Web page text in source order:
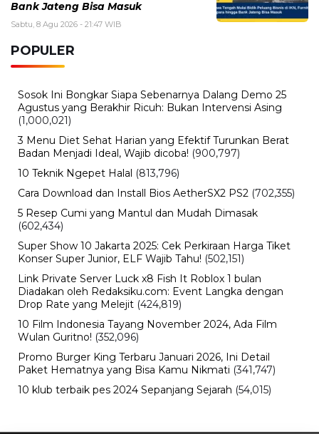
Bank Jateng Bisa Masuk
Sabtu, 8 Agu 2026 - 21:47 WIB
POPULER
Sosok Ini Bongkar Siapa Sebenarnya Dalang Demo 25
Agustus yang Berakhir Ricuh: Bukan Intervensi Asing
(1,000,021)
3 Menu Diet Sehat Harian yang Efektif Turunkan Berat
Badan Menjadi Ideal, Wajib dicoba! (900,797)
10 Teknik Ngepet Halal (813,796)
Cara Download dan Install Bios AetherSX2 PS2 (702,355)
5 Resep Cumi yang Mantul dan Mudah Dimasak
(602,434)
Super Show 10 Jakarta 2025: Cek Perkiraan Harga Tiket
Konser Super Junior, ELF Wajib Tahu! (502,151)
Link Private Server Luck x8 Fish It Roblox 1 bulan
Diadakan oleh Redaksiku.com: Event Langka dengan
Drop Rate yang Melejit (424,819)
10 Film Indonesia Tayang November 2024, Ada Film
Wulan Guritno! (352,096)
Promo Burger King Terbaru Januari 2026, Ini Detail
Paket Hematnya yang Bisa Kamu Nikmati (341,747)
10 klub terbaik pes 2024 Sepanjang Sejarah (54,015)